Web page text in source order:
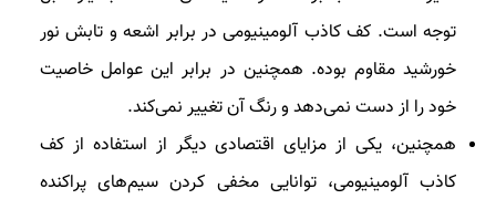
توجه است. کف کاذب آلومینیومی در برابر اشعه و تابش نور
خورشید مقاوم بوده. همچنین در برابر این عوامل خاصیت
خود را از دست نمی‌دهد و رنگ آن تغییر نمی‌کند.
همچنین، یکی از مزایای اقتصادی دیگر از استفاده از کف
کاذب آلومینیومی، توانایی مخفی کردن سیم‌های پراکنده